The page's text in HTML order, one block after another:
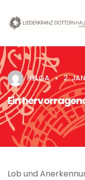
Aktuelles
Verein
Chor
Termine &
HELGA 2.
Ein
Lob und